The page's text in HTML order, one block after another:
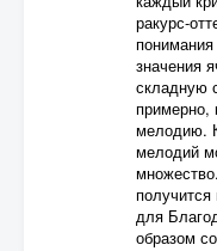
ракурс-
понимания
значения
складную
примерно,
мелодию.
мелодий
для
образом